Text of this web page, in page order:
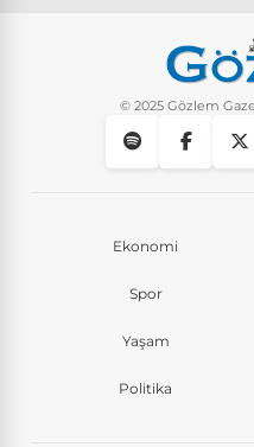
© 2025 Gözlem
Ekonomi
Spor
Yaşam
Politika